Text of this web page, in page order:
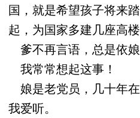
国，就是希望孩子将来
起，为国家多建几座高
爹不再言语，总是依娘
我常常想起这事！
娘是老党员，几十年
我爱听。